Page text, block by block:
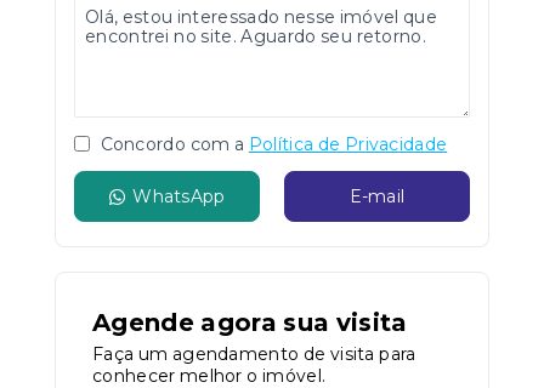
Concordo com a Política de Privacidade
WhatsApp E-mail
Agende agora sua visita
Faça um agendamento de visita para
conhecer melhor o imóvel.